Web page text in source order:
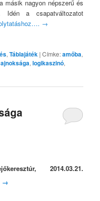
másik nagyon népszerű és
Idén a csapatváltozatot
→
,Táblajáték |Címke:amőba,
,logikaszinó,
2014.03.21.
→